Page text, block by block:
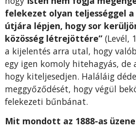
felekezet olyan teljességgel
útjára lépjen, hogy sor
közösség létrejöttére” (Levél,
a kijelentés arra utal, hogy
egy igen komoly hitehagyás, de
hogy kiteljesedjen. Haláláig
meggyőződését, hogy végül
felekezeti bűnbánat.
Mit mondott az 1888-as